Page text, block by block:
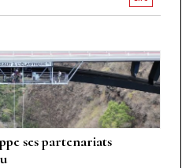
ses partenariats